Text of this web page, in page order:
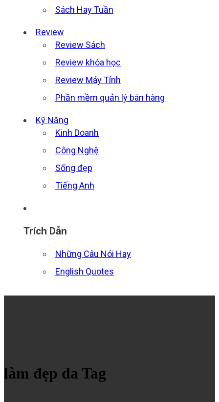
Sách Hay Tuần
Review
Review Sách
Review khóa học
Review Máy Tính
Phần mềm quản lý bán hàng
Kỹ Năng
Kinh Doanh
Công Nghệ
Sống đẹp
Tiếng Anh
Trích Dẫn
Những Câu Nói Hay
English Quotes
làm đẹp da Tag